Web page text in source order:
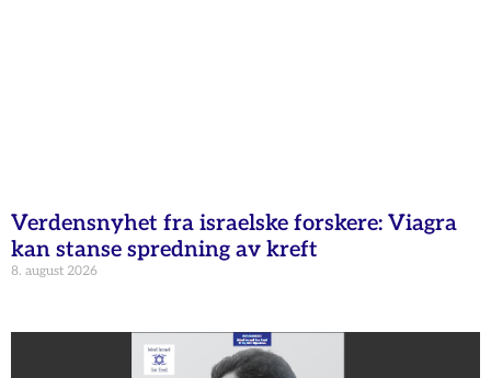
Verdensnyhet fra israelske forskere: Viagra
kan stanse spredning av kreft
8. august 2026